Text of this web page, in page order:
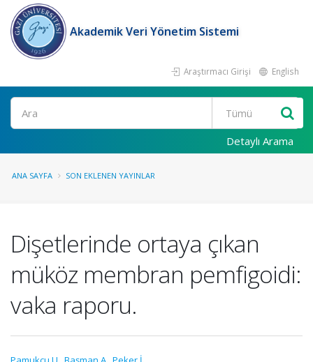
Akademik Veri Yönetim Sistemi
Araştırmacı Girişi English
Ara
Detaylı Arama
ANA SAYFA SON EKLENEN YAYINLAR
Dişetlerinde ortaya çıkan
müköz membran pemfigoidi:
vaka raporu.